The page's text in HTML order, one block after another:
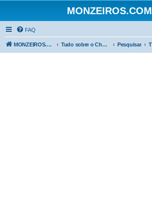
MONZEIROS.COM
FAQ
MONZEIROS.COM Tudo sobre o Chevrolet Monza! Pesquisar